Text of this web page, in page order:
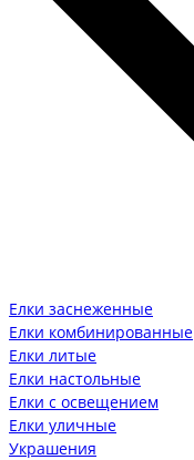
Елки заснеженные
Елки комбинированные
Елки литые
Елки настольные
Елки с освещением
Елки уличные
Украшения